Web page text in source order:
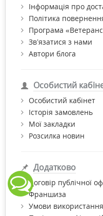
Інформація про
Політика
Програма
Зв’язатися з нами
Автори блога
Особистий
Особистий кабінет
Історія замовлень
Мої закладки
Розсилка новин
Додатково
Договір публічної
Франшиза
Умови